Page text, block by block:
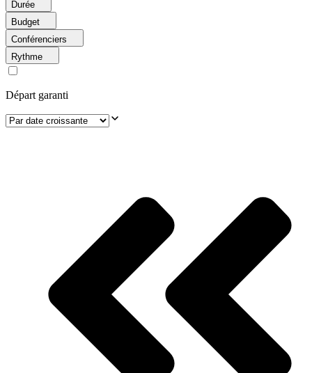
Durée
Budget
Conférenciers
Rythme
Départ garanti